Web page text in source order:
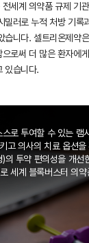
세계 의약품 규제 기
밀러로 누적 처방 기록
습니다. 셀트리온제약
로써 더 많은 환자에
있습니다.
로 투여할 수 있는 램
고 의사의 치료 옵션
의 투약 편의성을 개선
세계 블록버스터 의